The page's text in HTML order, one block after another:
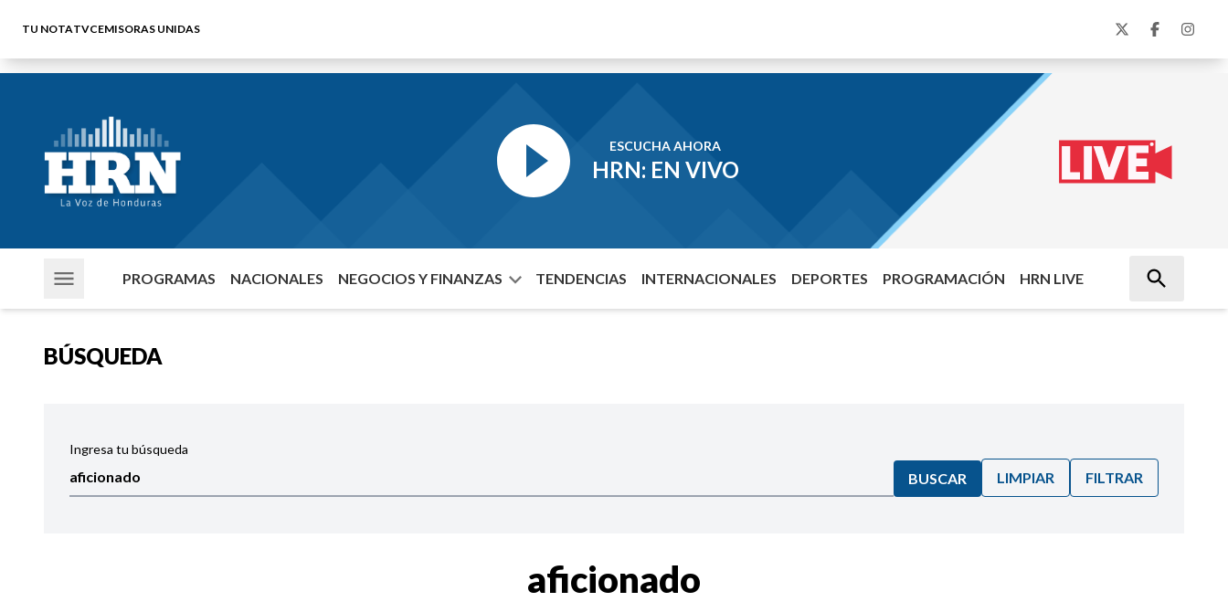
TU NOTATVCEMISORAS UNIDAS
ESCUCHA AHORA
HRN: EN VIVO
PROGRAMAS NACIONALES NEGOCIOS Y FINANZAS TENDENCIAS INTERNACIONALES DEPORTES PROGRAMACIÓN HRN LIVE
BÚSQUEDA
Ingresa tu búsqueda
BUSCAR LIMPIAR FILTRAR
aficionado